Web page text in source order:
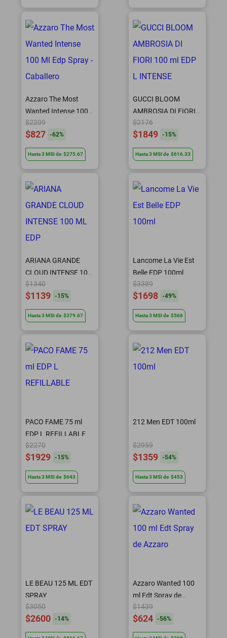
Azzaro The Most
Wanted Intense 100
Ml Edp Spray -
Caballero
$2209
$827 -62%
Hasta3 MSIde $275.67
GUCCI BLOOM
AMBROSIA DI FIORI
100 ml EDP L
INTENSE
$2176
$1849 -15%
Hasta3 MSIde $616.33
ARIANA GRANDE
CLOUD INTENSE 100
ML EDP
$1340
$1139 -15%
Hasta3 MSIde $379.67
Lancome La Vie Est
Belle EDP 100ml
$3389
$1698 -49%
Hasta3 MSIde $566
PACO FAME 75 ml
EDP L REFILLABLE
$2270
$1929 -15%
Hasta3 MSIde $643
212 Men EDT 100ml
$2959
$1359 -54%
Hasta3 MSIde $453
LE BEAU 125 ML EDT
SPRAY
$3050
$2600 -14%
Azzaro Wanted 100
ml Edt Spray de
Azzaro
$1439
$624 -56%